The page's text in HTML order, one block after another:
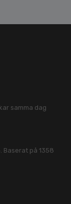
samma dag
. Baserat på 1358